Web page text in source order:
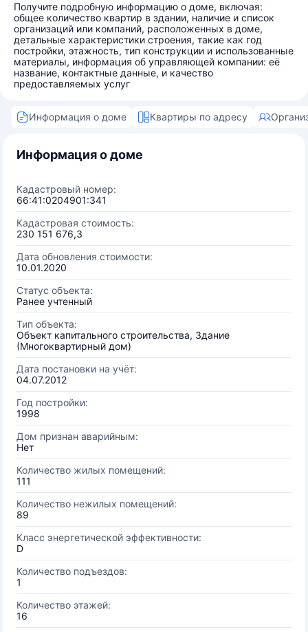
Получите подробную информацию о доме, включая:
общее количество квартир в здании, наличие и список
организаций или компаний, расположенных в доме,
детальные характеристики строения, такие как год
постройки, этажность, тип конструкции и использованные
материалы, информация об управляющей компании: её
название, контактные данные, и качество
предоставляемых услуг
Информация о доме Квартиры по адресу
Информация о доме
Кадастровый номер:
66:41:0204901:341
Кадастровая стоимость:
230 151 676,3
Дата обновления стоимости:
10.01.2020
Статус объекта:
Ранее учтенный
Тип объекта:
Объект капитального строительства, Здание
(Многоквартирный дом)
Дата постановки на учёт:
04.07.2012
Год постройки:
1998
Дом признан аварийным:
Нет
Количество жилых помещений:
111
Количество нежилых помещений:
89
Класс энергетической эффективности:
D
Количество подъездов:
1
Количество этажей:
16